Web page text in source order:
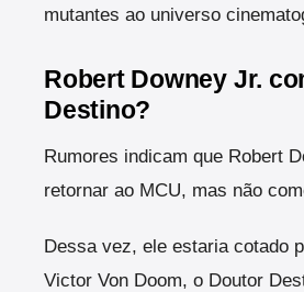
mutantes ao universo
Robert Downey Jr.
Destino?
Rumores indicam que Robert
retornar ao MCU, mas não
Dessa vez, ele estaria cotado
Victor Von Doom, o Doutor